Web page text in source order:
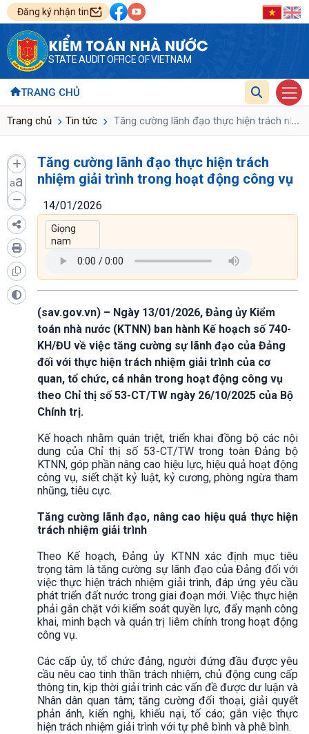
Đăng ký nhận tin
KIỂM TOÁN NHÀ NƯỚC
STATE AUDIT OFFICE OF VIETNAM
TRANG CHỦ
Trang chủ Tin tức Tăng cường lãnh đạo thực hiện trách ...
aa
Tăng cường lãnh đạo thực hiện trách
nhiệm giải trình trong hoạt động công vụ
14/01/2026
(sav.gov.vn) – Ngày 13/01/2026, Đảng ủy Kiểm
toán nhà nước (KTNN) ban hành Kế hoạch số 740-
KH/ĐU về việc tăng cường sự lãnh đạo của Đảng
đối với thực hiện trách nhiệm giải trình của cơ
quan, tổ chức, cá nhân trong hoạt động công vụ
theo Chỉ thị số 53-CT/TW ngày 26/10/2025 của Bộ
Chính trị.
Kế hoạch nhằm quán triệt, triển khai đồng bộ các nội
dung của Chỉ thị số 53-CT/TW trong toàn Đảng bộ
KTNN, góp phần nâng cao hiệu lực, hiệu quả hoạt động
công vụ, siết chặt kỷ luật, kỷ cương, phòng ngừa tham
nhũng, tiêu cực.
Tăng cường lãnh đạo, nâng cao hiệu quả thực hiện
trách nhiệm giải trình
Theo Kế hoạch, Đảng ủy KTNN xác định mục tiêu
trọng tâm là tăng cường sự lãnh đạo của Đảng đối với
việc thực hiện trách nhiệm giải trình, đáp ứng yêu cầu
phát triển đất nước trong giai đoạn mới. Việc thực hiện
phải gắn chặt với kiểm soát quyền lực, đẩy mạnh công
khai, minh bạch và quản trị liêm chính trong hoạt động
công vụ.
Các cấp ủy, tổ chức đảng, người đứng đầu được yêu
cầu nêu cao tinh thần trách nhiệm, chủ động cung cấp
thông tin, kịp thời giải trình các vấn đề được dư luận và
Nhân dân quan tâm; tăng cường đối thoại, giải quyết
phản ánh, kiến nghị, khiếu nại, tố cáo; gắn việc thực
hiện trách nhiệm giải trình với tự phê bình và phê bình.